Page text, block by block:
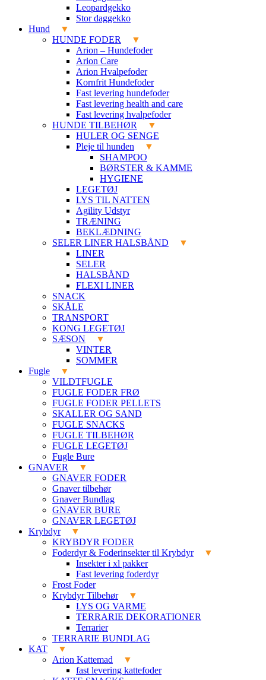
Leopardgekko
Stor daggekko
Hund
HUNDE FODER
Arion – Hundefoder
Arion Care
Arion Hvalpefoder
Kornfrit Hundefoder
Fast levering hundefoder
Fast levering health and care
Fast levering hvalpefoder
HUNDE TILBEHØR
HULER OG SENGE
Pleje til hunden
SHAMPOO
BØRSTER & KAMME
HYGIENE
LEGETØJ
LYS TIL NATTEN
Agility Udstyr
TRÆNING
BEKLÆDNING
SELER LINER HALSBÅND
LINER
SELER
HALSBÅND
FLEXI LINER
SNACK
SKÅLE
TRANSPORT
KONG LEGETØJ
SÆSON
VINTER
SOMMER
Fugle
VILDTFUGLE
FUGLE FODER FRØ
FUGLE FODER PELLETS
SKALLER OG SAND
FUGLE SNACKS
FUGLE TILBEHØR
FUGLE LEGETØJ
Fugle Bure
GNAVER
GNAVER FODER
Gnaver tilbehør
Gnaver Bundlag
GNAVER BURE
GNAVER LEGETØJ
Krybdyr
KRYBDYR FODER
Foderdyr & Foderinsekter til Krybdyr
Insekter i xl pakker
Fast levering foderdyr
Frost Foder
Krybdyr Tilbehør
LYS OG VARME
TERRARIE DEKORATIONER
Terrarier
TERRARIE BUNDLAG
KAT
Arion Kattemad
fast levering kattefoder